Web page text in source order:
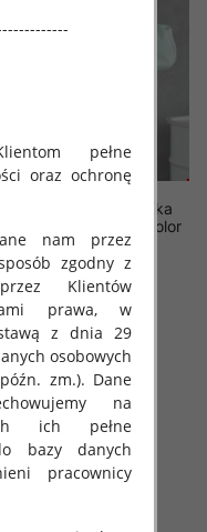
Żakiety damskie (Polska
) Roz S-XL, 1 Kolor
Paczka 5 szt
45.00 zł
szczegóły
pełne
oraz ochronę
nam przez
zgodny z
Klientów
prawa, w
z dnia 29
osobowych
zm.). Dane
na
ich pełne
bazy danych
pracownicy